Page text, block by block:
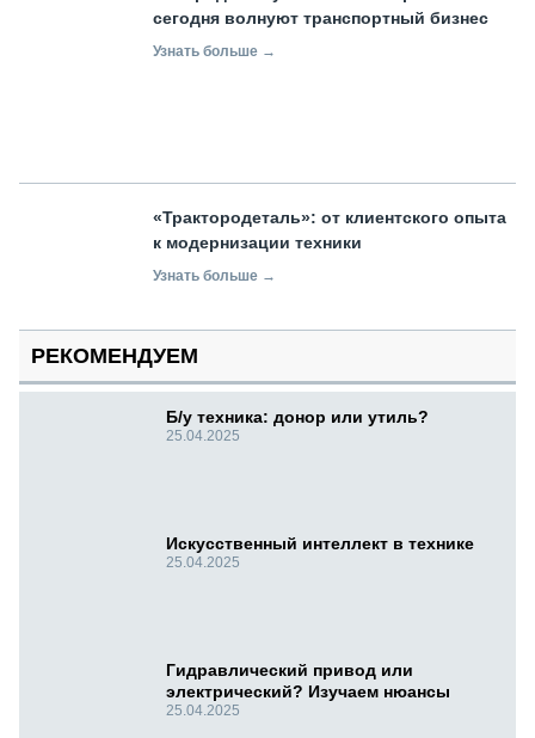
сегодня волнуют транспортный бизнес
Узнать больше →
«Трактородеталь»: от клиентского опыта
к модернизации техники
Узнать больше →
РЕКОМЕНДУЕМ
Б/у техника: донор или утиль?
25.04.2025
Искусственный интеллект в технике
25.04.2025
Гидравлический привод или
электрический? Изучаем нюансы
25.04.2025